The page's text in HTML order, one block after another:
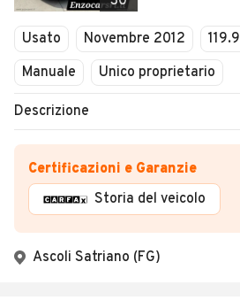
Usato Novembre 2012
Manuale
Unico proprietario
Descrizione
Certificazioni e Garanzie
Storia del veicolo
Ascoli Satriano (FG)